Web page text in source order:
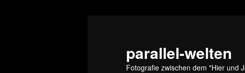
parallel-welten
Fotografie zwischen dem "Hier und